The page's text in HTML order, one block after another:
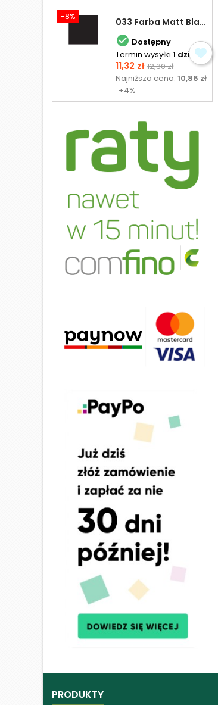
-8% 033 Farba Matt Black - olejna
 Dostępny
Termin wysyłki 1 dzień
Cena
11,32 zł Cena
podstawowa
12,30 zł
Najniższa cena:10,86 zł
+4%
PRODUKTY